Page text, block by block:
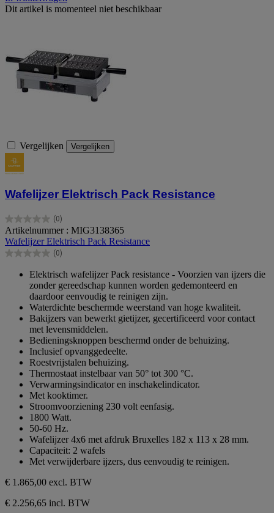
Dit artikel is momenteel niet beschikbaar
Vergelijken Vergelijken
Wafelijzer Elektrisch Pack Resistance
(0)
0.0
van
de
5
Artikelnummer : MIG3138365
Wafelijzer Elektrisch Pack Resistance
(0)
0.0
sterren.
Elektrisch wafelijzer Pack resistance - Voorzien van ijzers die
zonder gereedschap kunnen worden gedemonteerd en
daardoor eenvoudig te reinigen zijn.
Waterdichte beschermde weerstand van hoge kwaliteit.
Bakijzers van bewerkt gietijzer, gecertificeerd voor contact
met levensmiddelen.
Bedieningsknoppen beschermd onder de behuizing.
Inclusief opvanggedeelte.
Roestvrijstalen behuizing.
Thermostaat instelbaar van 50° tot 300 °C.
Verwarmingsindicator en inschakelindicator.
Met kooktimer.
Stroomvoorziening 230 volt eenfasig.
1800 Watt.
50-60 Hz.
Wafelijzer 4x6 met afdruk Bruxelles 182 x 113 x 28 mm.
Capaciteit: 2 wafels
Met verwijderbare ijzers, dus eenvoudig te reinigen.
€ 1.865,00 excl. BTW
€ 2.256,65 incl. BTW